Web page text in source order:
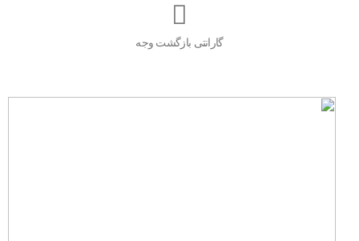
گارانتی بازگشت وجه